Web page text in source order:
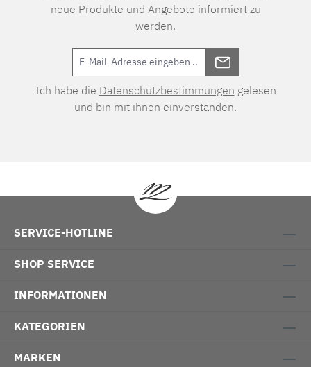
neue Produkte und Angebote informiert zu
werden.
Ich habe die Datenschutzbestimmungen gelesen
und bin mit ihnen einverstanden.
SERVICE-HOTLINE
SHOP SERVICE
INFORMATIONEN
KATEGORIEN
MARKEN